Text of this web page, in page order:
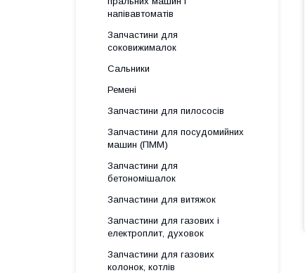
напівавтоматів
Запчастини для
соковижималок
Сальники
Ремені
Запчастини для пилососів
Запчастини для посудомийних
машин (ПММ)
Запчастини для
бетономішалок
Запчастини для витяжок
Запчастини для газових і
електроплит, духовок
Запчастини для газових
колонок, котлів